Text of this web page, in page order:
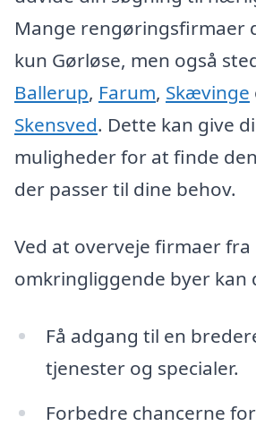
Mange rengøringsfirmaer
kun Gørløse, men også
Ballerup, Farum, Skævinge
Skensved. Dette kan give
muligheder for at finde
der passer til dine behov.
Ved at overveje firmaer fra
omkringliggende byer kan
Få adgang til en
tjenester og specialer.
Forbedre chancerne